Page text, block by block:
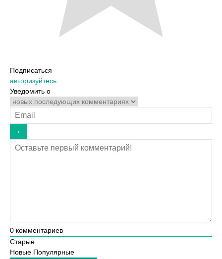
Подписаться
авторизуйтесь
Уведомить о
0 комментариев
Старые
Новые Популярные